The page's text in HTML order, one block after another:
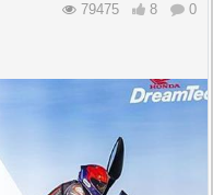
79475 8 0